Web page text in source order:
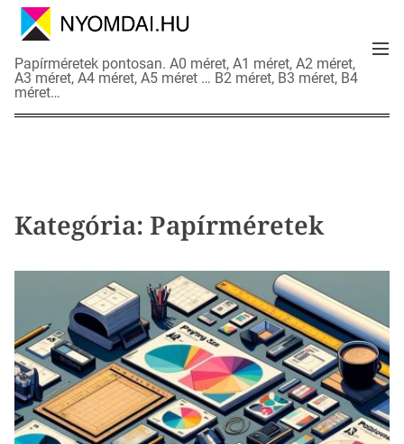
N
y
o
m
d
t
p
o
k
Papírméretek pontosan. A0 méret, A1 méret, A2 méret,
A3 méret, A4 méret, A5 méret … B2 méret, B3 méret, B4
méret…
M
Kategória: Papírméretek